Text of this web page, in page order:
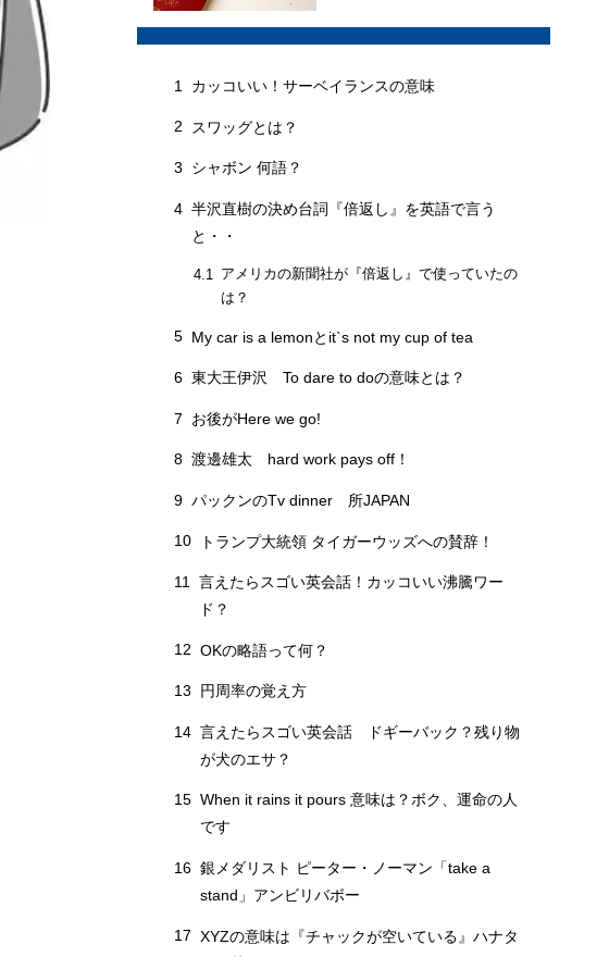
1 カッコいい！サーベイランスの意味
2 スワッグとは？
3 シャボン 何語？
4 半沢直樹の決め台詞『倍返し』を英語で言う
と・・
4.1
アメリカの新聞社が『倍返し』で使っていたの
は？
5 My car is a lemonとit`s not my cup of tea
6 東大王伊沢 To dare to doの意味とは？
7 お後がHere we go!
8 渡邊雄太 hard work pays off！
9 パックンのTv dinner 所JAPAN
10 トランプ大統領 タイガーウッズへの賛辞！
11
言えたらスゴい英会話！カッコいい沸騰ワー
ド？
12 OKの略語って何？
13 円周率の覚え方
14 言えたらスゴい英会話 ドギーバック？残り物
が犬のエサ？
15 When it rains it pours 意味は？ボク、運命の人
です
16 銀メダリスト ピーター・ノーマン「take a
stand」アンビリバボー
17 XYZの意味は『チャックが空いている』ハナタ
one』